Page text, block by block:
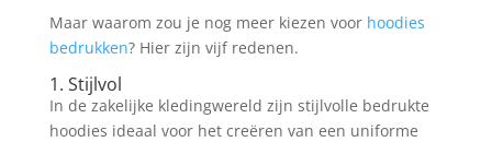
Maar waarom zou je nog meer kiezen voor hoodies
bedrukken? Hier zijn vijf redenen.
1. Stijlvol
In de zakelijke kledingwereld zijn stijlvolle bedrukte
hoodies ideaal voor het creëren van een uniforme